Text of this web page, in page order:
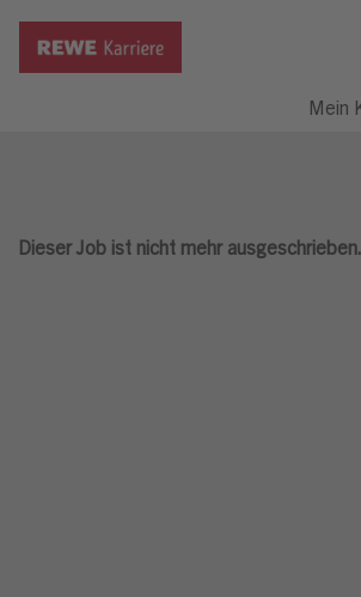
Mein
Dieser Job ist nicht mehr ausgeschrieben.